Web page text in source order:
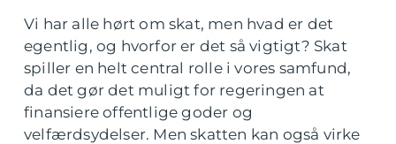
Vi har alle hørt om skat, men hvad er det
egentlig, og hvorfor er det så vigtigt? Skat
spiller en helt central rolle i vores samfund,
da det gør det muligt for regeringen at
finansiere offentlige goder og
velfærdsydelser. Men skatten kan også virke